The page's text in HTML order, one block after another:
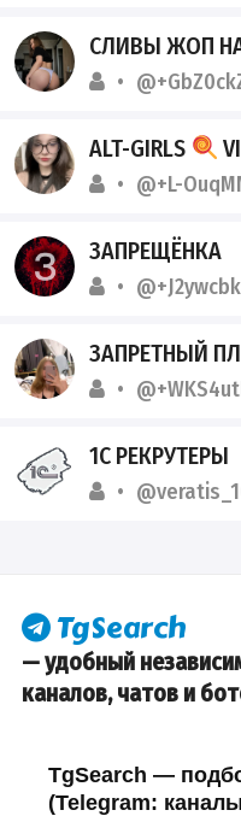
СЛИВЫ ЖОП
ALT-GIRLS
@+L-
ЗАПРЕЩЁНКА
ЗАПРЕТНЫЙ
1С РЕКРУТЕРЫ
— удобный
каналов, чатов и
TgSearch —
(Telegram: